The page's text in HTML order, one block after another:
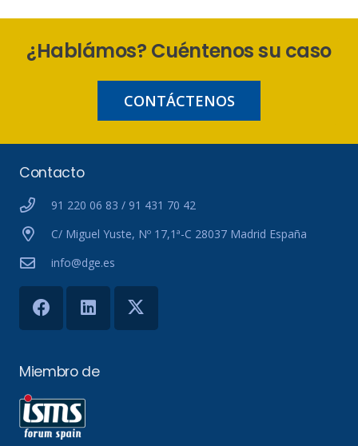
¿Hablámos? Cuéntenos su caso
CONTÁCTENOS
Contacto
91 220 06 83 / 91 431 70 42
C/ Miguel Yuste, Nº 17,1ª-C 28037 Madrid España
info@dge.es
Miembro de